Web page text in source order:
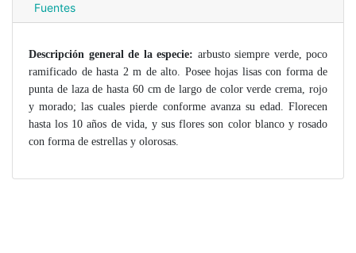
Fuentes
Descripción general de la especie: arbusto siempre verde, poco
ramificado de hasta 2 m de alto. Posee hojas lisas con forma de
punta de laza de hasta 60 cm de largo de color verde crema, rojo
y morado; las cuales pierde conforme avanza su edad. Florecen
hasta los 10 años de vida, y sus flores son color blanco y rosado
con forma de estrellas y olorosas.